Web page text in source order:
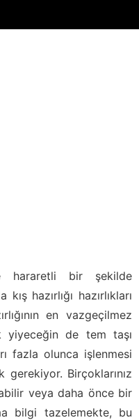
hararetli bir şekilde
hazırlığı hazırlıkları
en vazgeçilmez
yiyeceğin de tem taşı
fazla olunca işlenmesi
Birçoklarınız
veya daha önce bir
bilgi tazelemekte, bu